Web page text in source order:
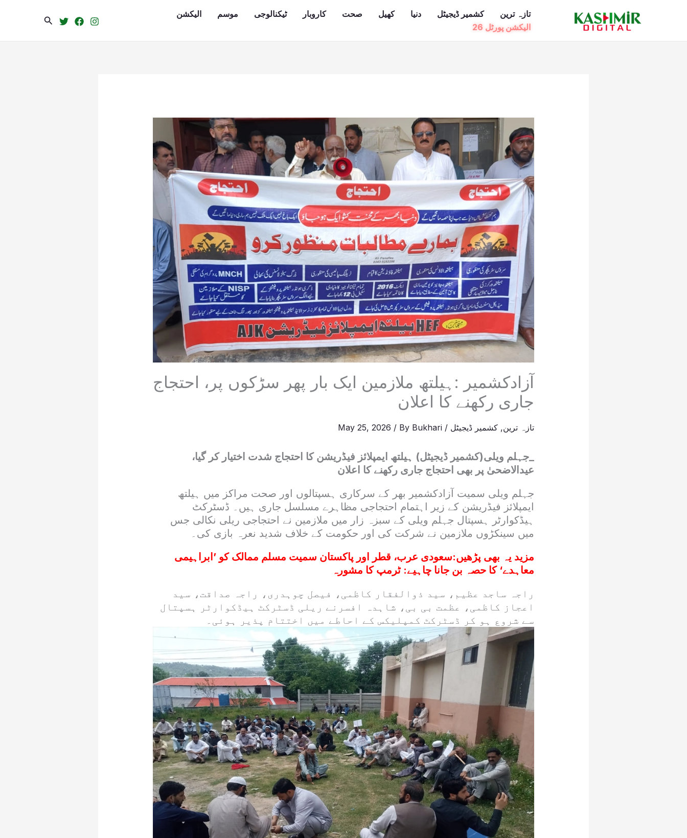
تازہ ترین کشمیر ڈیجیٹل دنیا کھیل صحت کاروبار ٹیکنالوجی موسم
الیکشن
الیکشن پورٹل 26
Search
آزادکشمیر :ہیلتھ ملازمین ایک بار پھر سڑکوں پر، احتجاج
جاری رکھنے کا اعلان
تازہ ترین, کشمیر ڈیجیٹل /
May 25, 2026 / By Bukhari
_جہلم ویلی(کشمیر ڈیجیٹل) ہیلتھ ایمپلائز فیڈریشن کا احتجاج شدت اختیار کر گیا،
عیدالاضحیٰ پر بھی احتجاج جاری رکھنے کا اعلان
جہلم ویلی سمیت آزادکشمیر بھر کے سرکاری ہسپتالوں اور صحت مراکز میں ہیلتھ
ایمپلائز فیڈریشن کے زیر اہتمام احتجاجی مظاہرے مسلسل جاری ہیں۔ ڈسٹرکٹ
ہیڈکوارٹر ہسپتال جہلم ویلی کے سبزہ زار میں ملازمین نے احتجاجی ریلی نکالی جس
میں سینکڑوں ملازمین نے شرکت کی اور حکومت کے خلاف شدید نعرہ بازی کی۔
مزید یہ بھی پڑھیں:سعودی عرب، قطر اور پاکستان سمیت مسلم ممالک کو ’ابراہیمی
معاہدے‘ کا حصہ بن جانا چاہیے: ٹرمپ کا مشورہ
راجہ ساجد عظیم، سید ذوالفقار کاظمی، فیصل چوہدری، راجہ صداقت، سید
اعجاز کاظمی، عظمت بی بی، شاہدہ افسرنے ریلی ڈسٹرکٹ ہیڈکوارٹر ہسپتال
سے شروع ہو کر ڈسٹرکٹ کمپلیکس کے احاطے میں اختتام پذیر ہوئی۔